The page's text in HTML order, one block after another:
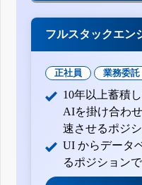
フルスタックエン
正社員 業務委託
10年以上蓄積
AIを掛け合わ
速させるポジシ
UI からデータ
るポジションで